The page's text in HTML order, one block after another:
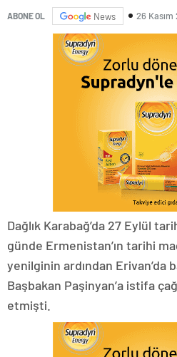
ABONE OL News 26
Dağlık Karabağ’da 27 Eylül
günde Ermenistan’ın tarihi
yenilginin ardından
Başbakan Paşinyan’a istifa
etmişti.